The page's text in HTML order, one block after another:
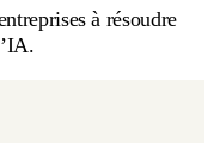
à résoudre